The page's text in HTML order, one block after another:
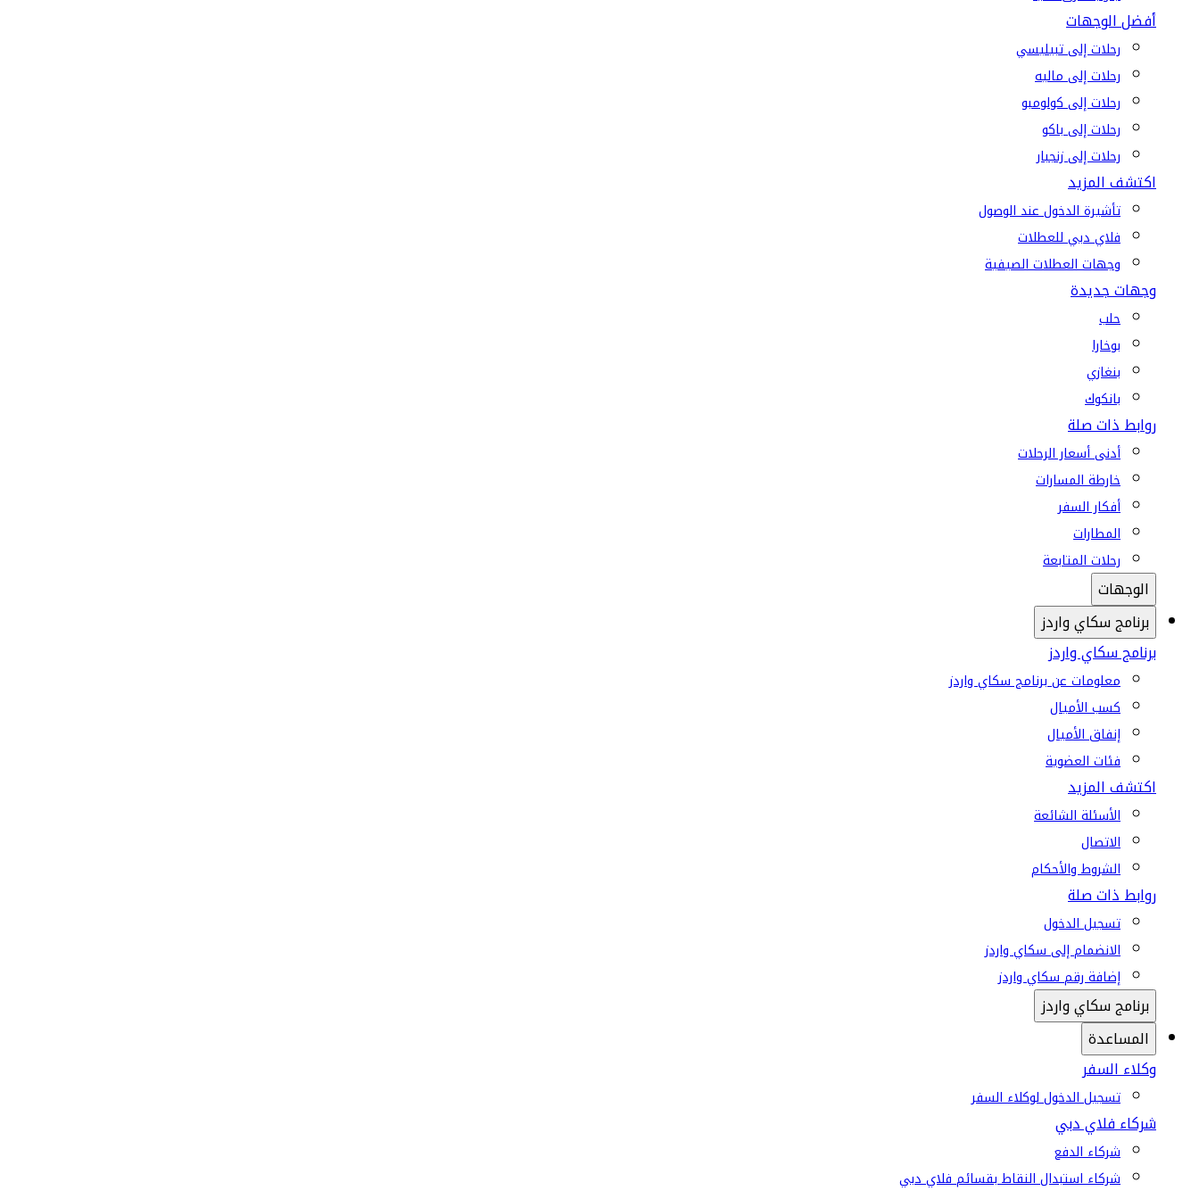
أفضل الوجهات
رحلات إلى تبيليسي
رحلات إلى ماليه
رحلات إلى كولومبو
رحلات إلى باكو
رحلات إلى زنجبار
اكتشف المزيد
تأشيرة الدخول عند الوصول
فلاي دبي للعطلات
وجهات العطلات الصيفية
وجهات جديدة
حلب
بوخارا
بنغازي
بانكوك
روابط ذات صلة
أدنى أسعار الرحلات
خارطة المسارات
أفكار السفر
المطارات
رحلات المتابعة
الوجهات
برنامج سكاي واردز
برنامج سكاي واردز
معلومات عن برنامج سكاي واردز
كسب الأميال
إنفاق الأميال
فئات العضوية
اكتشف المزيد
الأسئلة الشائعة
الاتصال
الشروط والأحكام
روابط ذات صلة
تسجيل الدخول
الانضمام إلى سكاي واردز
إضافة رقم سكاي واردز
برنامج سكاي واردز
المساعدة
وكلاء السفر
تسجيل الدخول لوكلاء السفر
شركاء فلاي دبي
شركاء الدفع
شركاء استبدال النقاط بقسائم فلاي دبي